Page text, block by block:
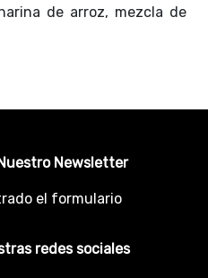
de arroz, mezcla de
Newsletter
el formulario
redes sociales